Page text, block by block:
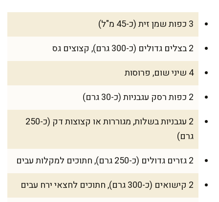
3 כפות שמן זית (כ-45 מ"ל)
2 בצלים גדולים (כ-300 גרם), קצוצים גס
4 שיני שום, פרוסות
2 כפות רסק עגבניות (כ-30 גרם)
2 עגבניות בשלות, מגוררות או קצוצות דק (כ-250
גרם)
2 גזרים גדולים (כ-250 גרם), חתוכים למקלות עבים
2 קישואים (כ-300 גרם), חתוכים לחצאי ירח עבים